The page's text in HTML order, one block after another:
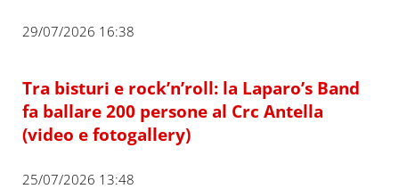
29/07/2026 16:38
Tra bisturi e rock’n’roll: la Laparo’s Band
fa ballare 200 persone al Crc Antella
(video e fotogallery)
25/07/2026 13:48